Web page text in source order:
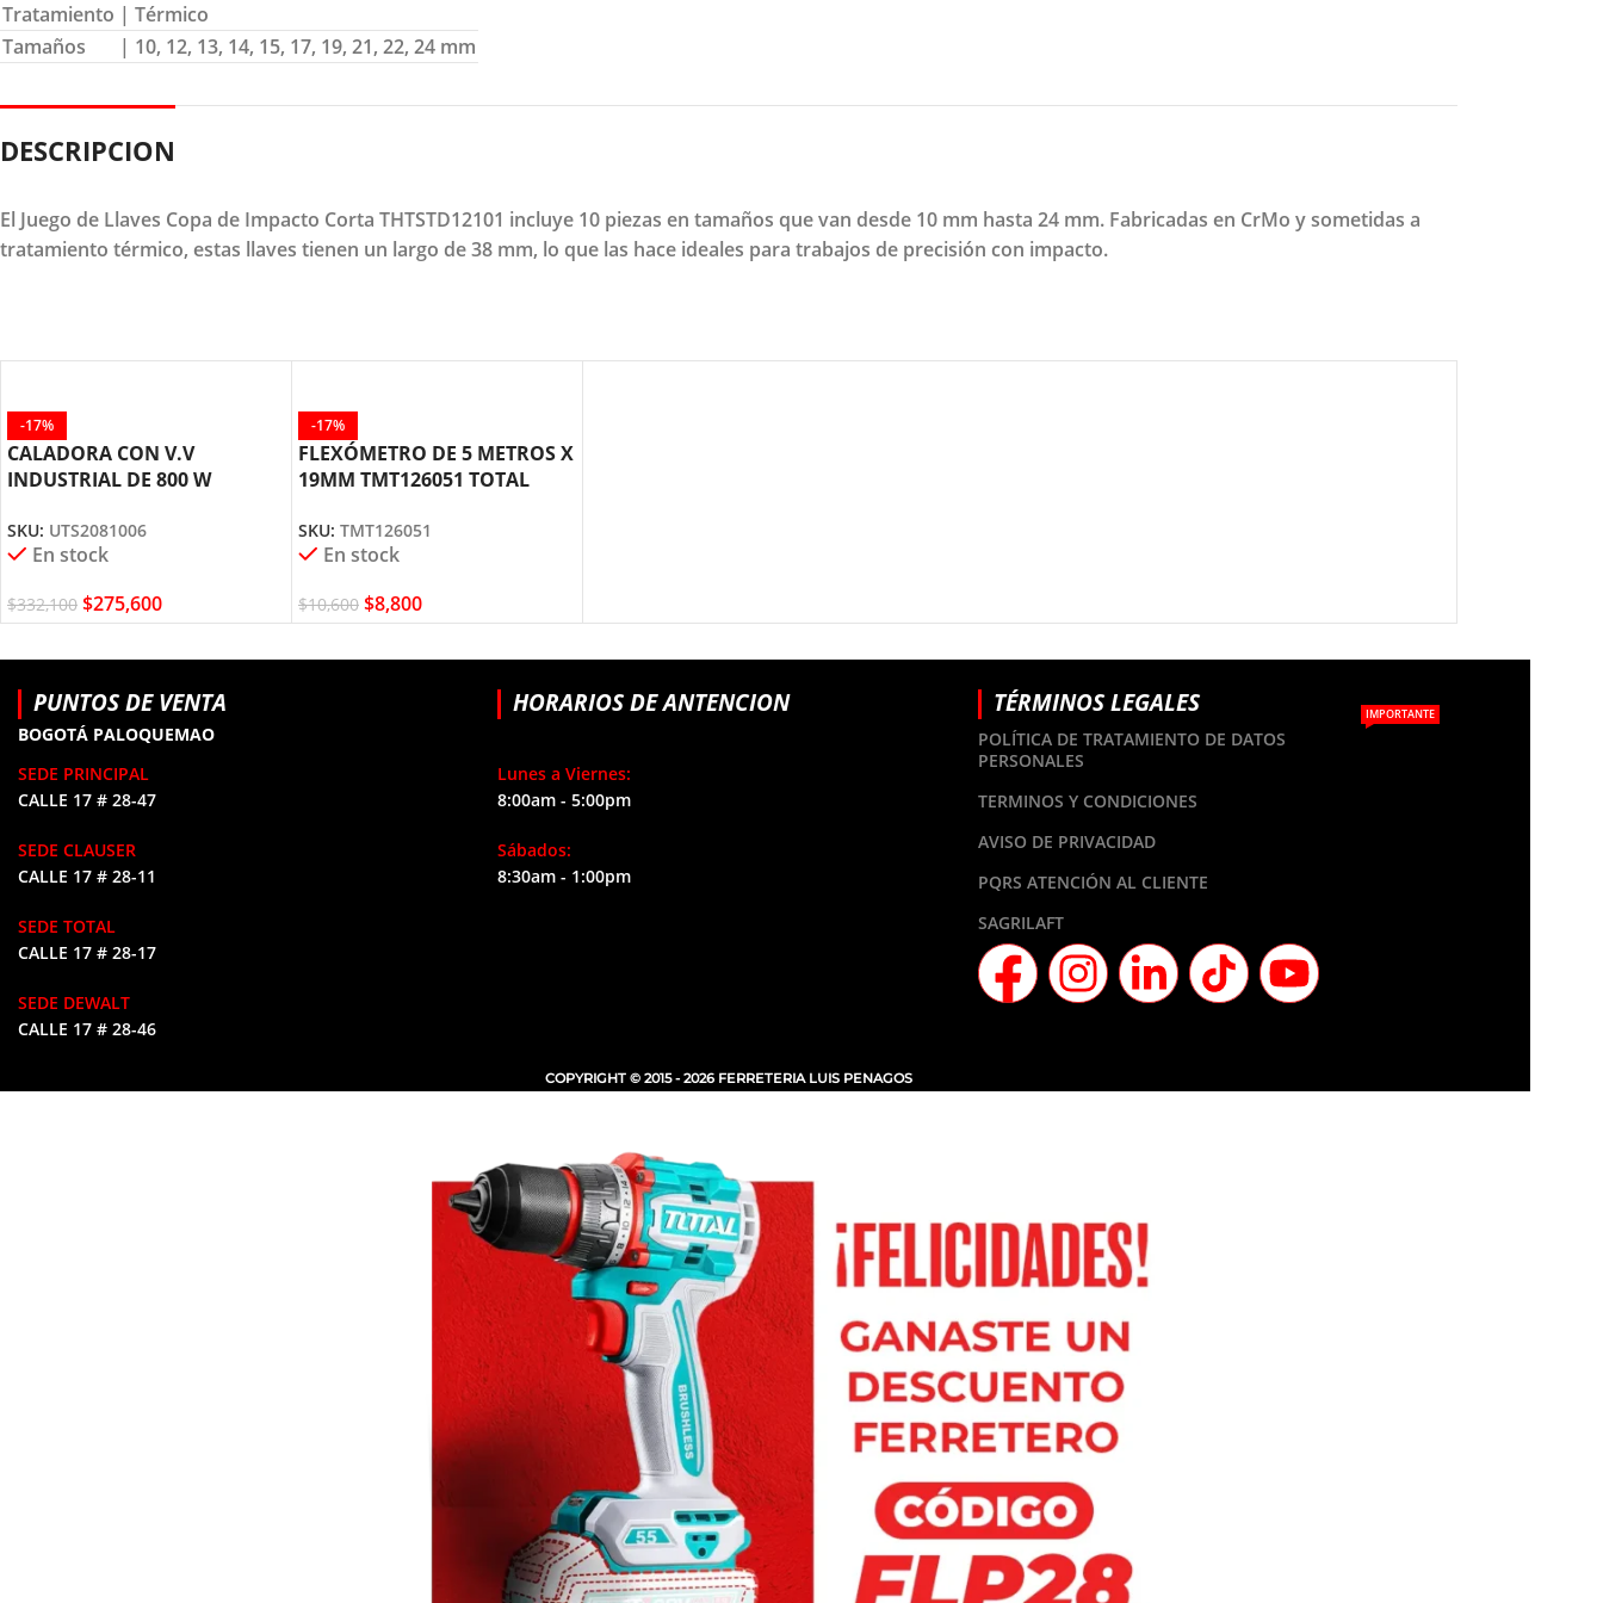
Tratamiento | Térmico
Tamaños
| 10, 12, 13, 14, 15, 17, 19, 21, 22, 24 mm
DESCRIPCION
El Juego de Llaves Copa de Impacto Corta THTSTD12101 incluye 10 piezas en tamaños que van desde 10 mm hasta 24 mm. Fabricadas en CrMo y sometidas a
tratamiento térmico, estas llaves tienen un largo de 38 mm, lo que las hace ideales para trabajos de precisión con impacto.
-17%
CALADORA CON V.V
INDUSTRIAL DE 800 W
SKU: UTS2081006
En stock
$332,100 $275,600
-17%
FLEXÓMETRO DE 5 METROS X
19MM TMT126051 TOTAL
SKU: TMT126051
En stock
$10,600 $8,800
PUNTOS DE VENTA
BOGOTÁ PALOQUEMAO
SEDE PRINCIPAL
CALLE 17 # 28-47
SEDE CLAUSER
CALLE 17 # 28-11
SEDE TOTAL
CALLE 17 # 28-17
SEDE DEWALT
CALLE 17 # 28-46
HORARIOS DE ANTENCION
Lunes a Viernes:
8:00am - 5:00pm
Sábados:
8:30am - 1:00pm
TÉRMINOS LEGALES
POLÍTICA DE TRATAMIENTO DE DATOS
PERSONALES
IMPORTANTE
TERMINOS Y CONDICIONES
AVISO DE PRIVACIDAD
PQRS ATENCIÓN AL CLIENTE
SAGRILAFT
COPYRIGHT © 2015 - 2026 FERRETERIA LUIS PENAGOS